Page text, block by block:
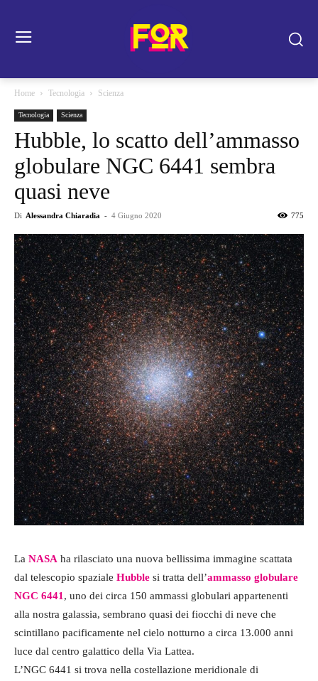
Home Tecnologia Scienza
Tecnologia Scienza
Hubble, lo scatto dell’ammasso
globulare NGC 6441 sembra
quasi neve
Di Alessandra Chiaradia - 4 Giugno 2020 775
La NASA ha rilasciato una nuova bellissima immagine scattata
dal telescopio spaziale Hubble si tratta dell’ammasso globulare
NGC 6441 , uno dei circa 150 ammassi globulari appartenenti
alla nostra galassia, sembrano quasi dei fiocchi di neve che
scintillano pacificamente nel cielo notturno a circa 13.000 anni
luce dal centro galattico della Via Lattea.
L’NGC 6441 si trova nella costellazione meridionale di